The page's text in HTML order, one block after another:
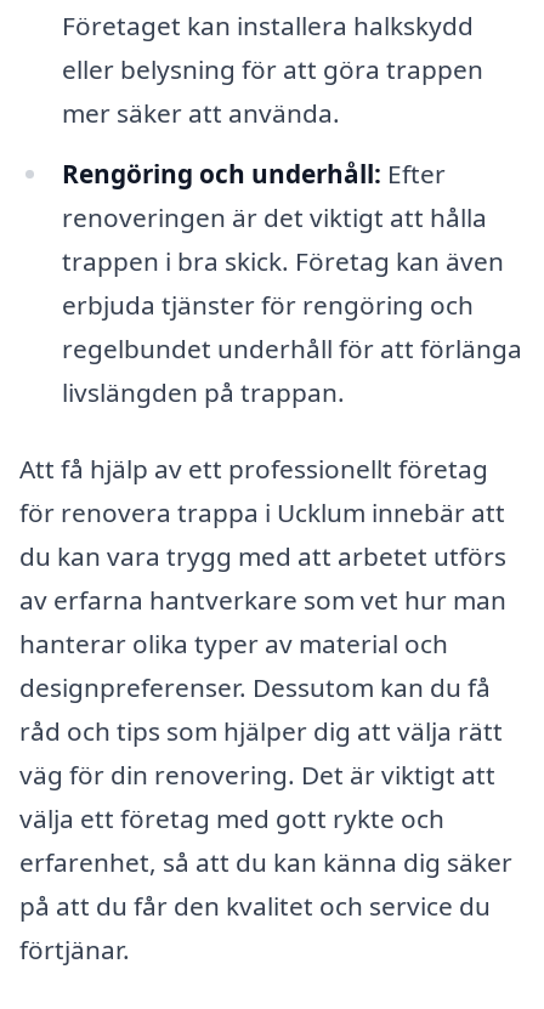
Företaget kan installera halkskydd
eller belysning för att göra trappen
mer säker att använda.
Rengöring och underhåll: Efter
renoveringen är det viktigt att hålla
trappen i bra skick. Företag kan även
erbjuda tjänster för rengöring och
regelbundet underhåll för att förlänga
livslängden på trappan.
Att få hjälp av ett professionellt företag
för renovera trappa i Ucklum innebär att
du kan vara trygg med att arbetet utförs
av erfarna hantverkare som vet hur man
hanterar olika typer av material och
designpreferenser. Dessutom kan du få
råd och tips som hjälper dig att välja rätt
väg för din renovering. Det är viktigt att
välja ett företag med gott rykte och
erfarenhet, så att du kan känna dig säker
på att du får den kvalitet och service du
förtjänar.